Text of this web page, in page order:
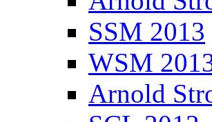
SSM 2013
WSM
Arnold